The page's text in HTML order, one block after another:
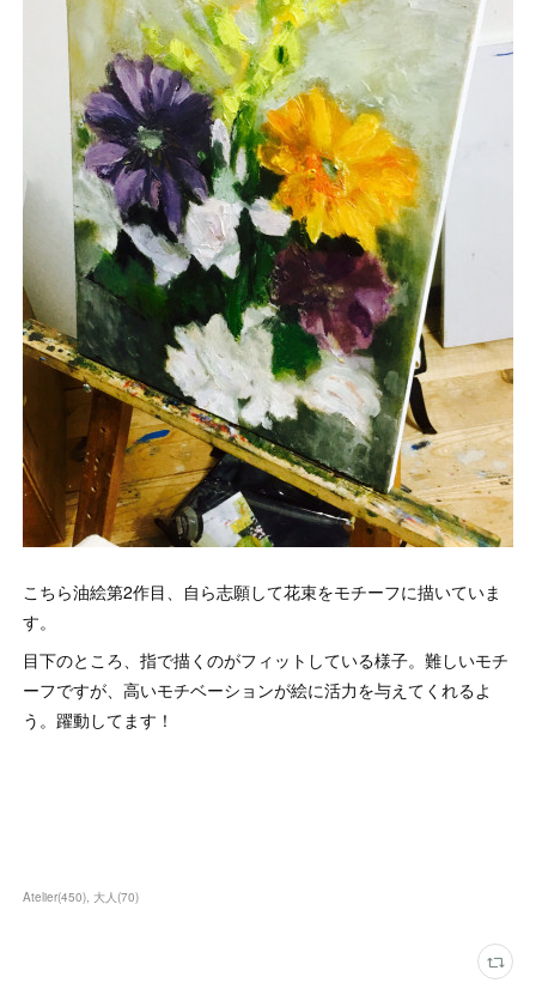
こちら油絵第2作目、自ら志願して花束をモチーフに描いていま
す。
目下のところ、指で描くのがフィットしている様子。難しいモチ
ーフですが、高いモチベーションが絵に活力を与えてくれるよ
う。躍動してます！
Atelier(450) 大人(70)